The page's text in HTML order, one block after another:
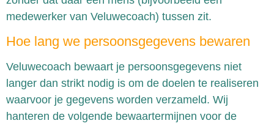
medewerker van Veluwecoach) tussen zit.
Hoe lang we persoonsgegevens bewaren
Veluwecoach bewaart je persoonsgegevens niet
langer dan strikt nodig is om de doelen te realiseren
waarvoor je gegevens worden verzameld. Wij
hanteren de volgende bewaartermijnen voor de